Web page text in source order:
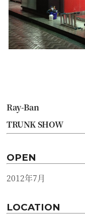
Ray-Ban
TRUNK SHOW
OPEN
2012年7月
LOCATION